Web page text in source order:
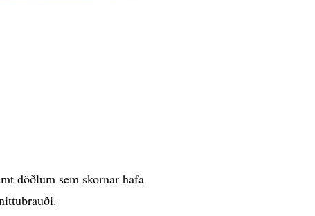
döðlum sem skornar hafa